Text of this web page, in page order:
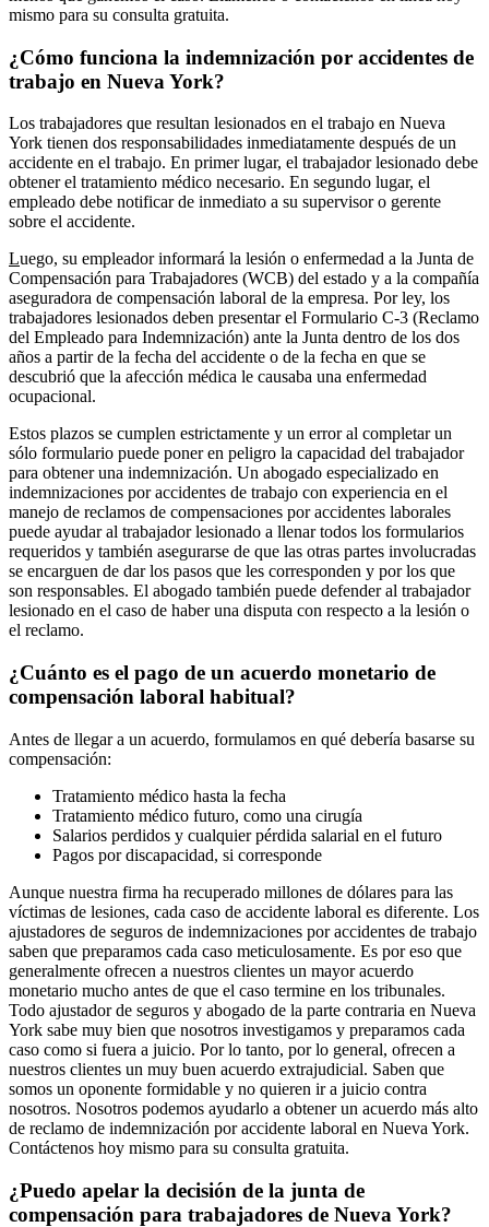
mismo para su consulta gratuita.
¿Cómo funciona la indemnización por accidentes de
trabajo en Nueva York?
Los trabajadores que resultan lesionados en el trabajo en Nueva
York tienen dos responsabilidades inmediatamente después de un
accidente en el trabajo. En primer lugar, el trabajador lesionado debe
obtener el tratamiento médico necesario. En segundo lugar, el
empleado debe notificar de inmediato a su supervisor o gerente
sobre el accidente.
Luego, su empleador informará la lesión o enfermedad a la Junta de
Compensación para Trabajadores (WCB) del estado y a la compañía
aseguradora de compensación laboral de la empresa. Por ley, los
trabajadores lesionados deben presentar el Formulario C-3 (Reclamo
del Empleado para Indemnización) ante la Junta dentro de los dos
años a partir de la fecha del accidente o de la fecha en que se
descubrió que la afección médica le causaba una enfermedad
ocupacional.
Estos plazos se cumplen estrictamente y un error al completar un
sólo formulario puede poner en peligro la capacidad del trabajador
para obtener una indemnización. Un abogado especializado en
indemnizaciones por accidentes de trabajo con experiencia en el
manejo de reclamos de compensaciones por accidentes laborales
puede ayudar al trabajador lesionado a llenar todos los formularios
requeridos y también asegurarse de que las otras partes involucradas
se encarguen de dar los pasos que les corresponden y por los que
son responsables. El abogado también puede defender al trabajador
lesionado en el caso de haber una disputa con respecto a la lesión o
el reclamo.
¿Cuánto es el pago de un acuerdo monetario de
compensación laboral habitual?
Antes de llegar a un acuerdo, formulamos en qué debería basarse su
compensación:
Tratamiento médico hasta la fecha
Tratamiento médico futuro, como una cirugía
Salarios perdidos y cualquier pérdida salarial en el futuro
Pagos por discapacidad, si corresponde
Aunque nuestra firma ha recuperado millones de dólares para las
víctimas de lesiones, cada caso de accidente laboral es diferente. Los
ajustadores de seguros de indemnizaciones por accidentes de trabajo
saben que preparamos cada caso meticulosamente. Es por eso que
generalmente ofrecen a nuestros clientes un mayor acuerdo
monetario mucho antes de que el caso termine en los tribunales.
Todo ajustador de seguros y abogado de la parte contraria en Nueva
York sabe muy bien que nosotros investigamos y preparamos cada
caso como si fuera a juicio. Por lo tanto, por lo general, ofrecen a
nuestros clientes un muy buen acuerdo extrajudicial. Saben que
somos un oponente formidable y no quieren ir a juicio contra
nosotros. Nosotros podemos ayudarlo a obtener un acuerdo más alto
de reclamo de indemnización por accidente laboral en Nueva York.
Contáctenos hoy mismo para su consulta gratuita.
¿Puedo apelar la decisión de la junta de
compensación para trabajadores de Nueva York?